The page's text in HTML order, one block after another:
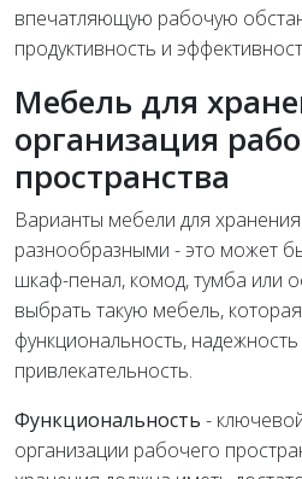
впечатляющую рабочую
продуктивность и
Мебель для
организация
пространства
Варианты мебели для
разнообразными - это может
шкаф-пенал, комод, тумба или
выбрать такую мебель,
функциональность,
привлекательность.
Функциональность -
организации рабочего